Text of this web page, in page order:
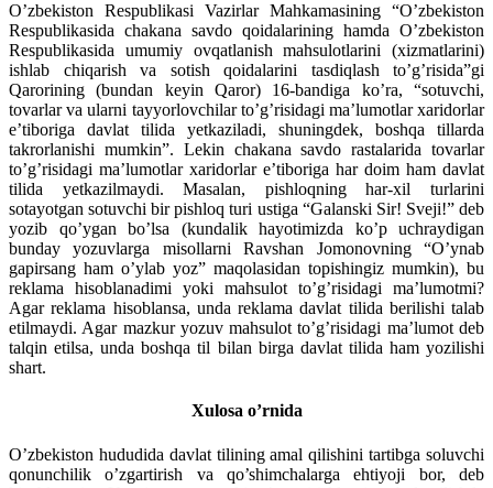
O’zbekiston Respublikasi Vazirlar Mahkamasining “O’zbekiston
Respublikasida chakana savdo qoidalarining hamda O’zbekiston
Respublikasida umumiy ovqatlanish mahsulotlarini (xizmatlarini)
ishlab chiqarish va sotish qoidalarini tasdiqlash to’g’risida”gi
Qarorining (bundan keyin Qaror) 16-bandiga ko’ra, “sotuvchi,
tovarlar va ularni tayyorlovchilar to’g’risidagi ma’lumotlar xaridorlar
e’tiboriga davlat tilida yetkaziladi, shuningdek, boshqa tillarda
takrorlanishi mumkin”. Lekin chakana savdo rastalarida tovarlar
to’g’risidagi ma’lumotlar xaridorlar e’tiboriga har doim ham davlat
tilida yetkazilmaydi. Masalan, pishloqning har-xil turlarini
sotayotgan sotuvchi bir pishloq turi ustiga “Galanski Sir! Sveji!” deb
yozib qo’ygan bo’lsa (kundalik hayotimizda ko’p uchraydigan
bunday yozuvlarga misollarni Ravshan Jomonovning “O’ynab
gapirsang ham o’ylab yoz” maqolasidan topishingiz mumkin), bu
reklama hisoblanadimi yoki mahsulot to’g’risidagi ma’lumotmi?
Agar reklama hisoblansa, unda reklama davlat tilida berilishi talab
etilmaydi. Agar mazkur yozuv mahsulot to’g’risidagi ma’lumot deb
talqin etilsa, unda boshqa til bilan birga davlat tilida ham yozilishi
shart.
Xulosa o’rnida
O’zbekiston hududida davlat tilining amal qilishini tartibga soluvchi
qonunchilik o’zgartirish va qo’shimchalarga ehtiyoji bor, deb